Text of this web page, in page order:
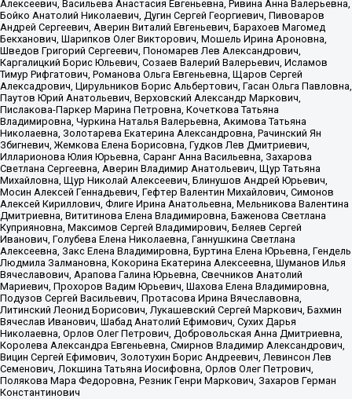
Алексеевич, Васильева Анастасия Евгеньевна, Ривина Анна Валерьевна,
Бойко Анатолий Николаевич, Дугин Сергей Георгиевич, Пивоваров
Андрей Сергеевич, Аверин Виталий Евгеньевич, Барахоев Магомед
Бекханович, Шарипков Олег Викторович, Мошель Ирина Ароновна,
Шведов Григорий Сергеевич, Пономарев Лев Александрович,
Каргалицкий Борис Юльевич, Созаев Валерий Валерьевич, Исламов
Тимур Рифгатович, Романова Ольга Евгеньевна, Щаров Сергей
Алексадрович, Цирульников Борис Альбертович, Гасан Ольга Павловна,
Паутов Юрий Анатольевич, Верховский Александр Маркович,
Пислакова-Паркер Марина Петровна, Кочеткова Татьяна
Владимировна, Чуркина Наталья Валерьевна, Акимова Татьяна
Николаевна, Золотарева Екатерина Александровна, Рачинский Ян
Збигневич, Жемкова Елена Борисовна, Гудков Лев Дмитриевич,
Илларионова Юлия Юрьевна, Саранг Анна Васильевна, Захарова
Светлана Сергеевна, Аверин Владимир Анатольевич, Щур Татьяна
Михайловна, Щур Николай Алексеевич, Блинушов Андрей Юрьевич,
Мосин Алексей Геннадьевич, Гефтер Валентин Михайлович, Симонов
Алексей Кириллович, Флиге Ирина Анатольевна, Мельникова Валентина
Дмитриевна, Вититинова Елена Владимировна, Баженова Светлана
Куприяновна, Максимов Сергей Владимирович, Беляев Сергей
Иванович, Голубева Елена Николаевна, Ганнушкина Светлана
Алексеевна, Закс Елена Владимировна, Буртина Елена Юрьевна, Гендель
Людмила Залмановна, Кокорина Екатерина Алексеевна, Шуманов Илья
Вячеславович, Арапова Галина Юрьевна, Свечников Анатолий
Мариевич, Прохоров Вадим Юрьевич, Шахова Елена Владимировна,
Подузов Сергей Васильевич, Протасова Ирина Вячеславовна,
Литинский Леонид Борисович, Лукашевский Сергей Маркович, Бахмин
Вячеслав Иванович, Шабад Анатолий Ефимович, Сухих Дарья
Николаевна, Орлов Олег Петрович, Добровольская Анна Дмитриевна,
Королева Александра Евгеньевна, Смирнов Владимир Александрович,
Вицин Сергей Ефимович, Золотухин Борис Андреевич, Левинсон Лев
Семенович, Локшина Татьяна Иосифовна, Орлов Олег Петрович,
Полякова Мара Федоровна, Резник Генри Маркович, Захаров Герман
Константинович